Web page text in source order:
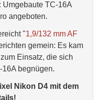
Umgebaute TC-16A
angeboten.
"1,9/132 mm AF
gemein: Es kam
Einsatz, die sich
begnügen.
Nikon D4 mit dem